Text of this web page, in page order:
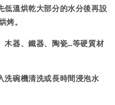
溫烘乾大部分的水分後再設
。
木器、鐵器、陶瓷…等硬質材
洗碗機清洗或長時間浸泡水